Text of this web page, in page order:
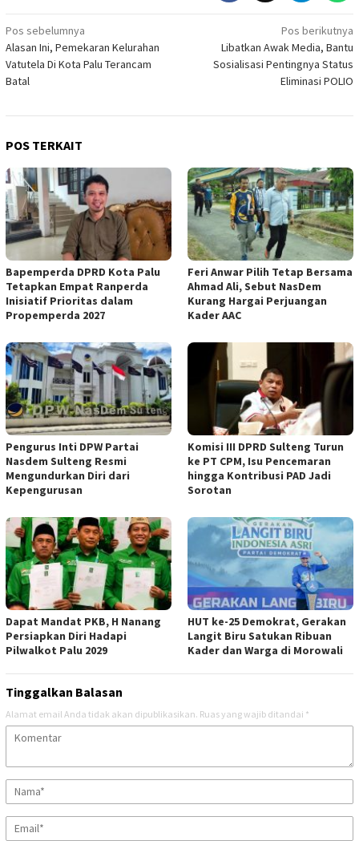
Navigasi
pos
Pos sebelumnya
Alasan Ini, Pemekaran Kelurahan
Vatutela Di Kota Palu Terancam
Batal
Pos berikutnya
Libatkan Awak Media, Bantu
Sosialisasi Pentingnya Status
Eliminasi POLIO
POS TERKAIT
Bapemperda DPRD Kota Palu
Tetapkan Empat Ranperda
Inisiatif Prioritas dalam
Propemperda 2027
Feri Anwar Pilih Tetap Bersama
Ahmad Ali, Sebut NasDem
Kurang Hargai Perjuangan
Kader AAC
Pengurus Inti DPW Partai
Nasdem Sulteng Resmi
Mengundurkan Diri dari
Kepengurusan
Komisi III DPRD Sulteng Turun
ke PT CPM, Isu Pencemaran
hingga Kontribusi PAD Jadi
Sorotan
Dapat Mandat PKB, H Nanang
Persiapkan Diri Hadapi
Pilwalkot Palu 2029
HUT ke-25 Demokrat, Gerakan
Langit Biru Satukan Ribuan
Kader dan Warga di Morowali
Tinggalkan Balasan
Alamat email Anda tidak akan dipublikasikan. Ruas yang wajib ditandai *